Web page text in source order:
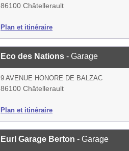
86100 Châtellerault
Plan et itinéraire
Eco des Nations - Garage
9 AVENUE HONORE DE BALZAC
86100 Châtellerault
Plan et itinéraire
Eurl Garage Berton - Garage